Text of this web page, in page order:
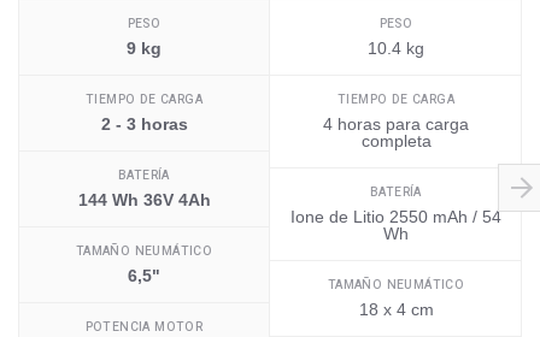
PESO
9 kg
TIEMPO DE CARGA
2 - 3 horas
BATERÍA
144 Wh 36V 4Ah
TAMAÑO NEUMÁTICO
6,5"
POTENCIA MOTOR
PESO
10.4 kg
TIEMPO DE CARGA
4 horas para carga
completa
BATERÍA
Ione de Litio 2550 mAh / 54
Wh
TAMAÑO NEUMÁTICO
18 x 4 cm